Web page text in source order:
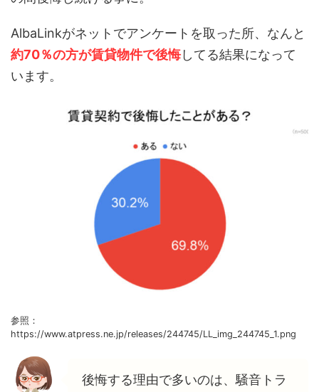
AlbaLinkがネットでアンケートを取った所、なんと
約70％の方が賃貸物件で後悔してる結果になって
います。
参照：
https://www.atpress.ne.jp/releases/244745/LL_img_244745_1.png
後悔する理由で多いのは、騒音トラ